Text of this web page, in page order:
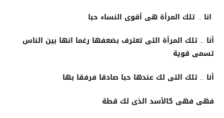
انا .. تلك المرأة هى أقوى النساء حبا
أنا .. تلك المرأة التى تعترف بضعفها رغما انها بين الناس
تسمى قوية
أنا .. تلك التى لك عندها حبا صادقا فرفقا بها
فهى فهى كالأسد الذى لك قطة